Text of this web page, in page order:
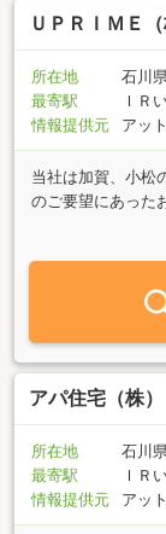
ＵＰＲＩＭＥ（
所在地
石川
最寄駅
ＩＲ
情報提供元
アッ
当社は加賀、小松
のご要望にあった
の売買や賃貸（入
アパ住宅（株
所在地
石川
最寄駅
ＩＲ
情報提供元
アッ